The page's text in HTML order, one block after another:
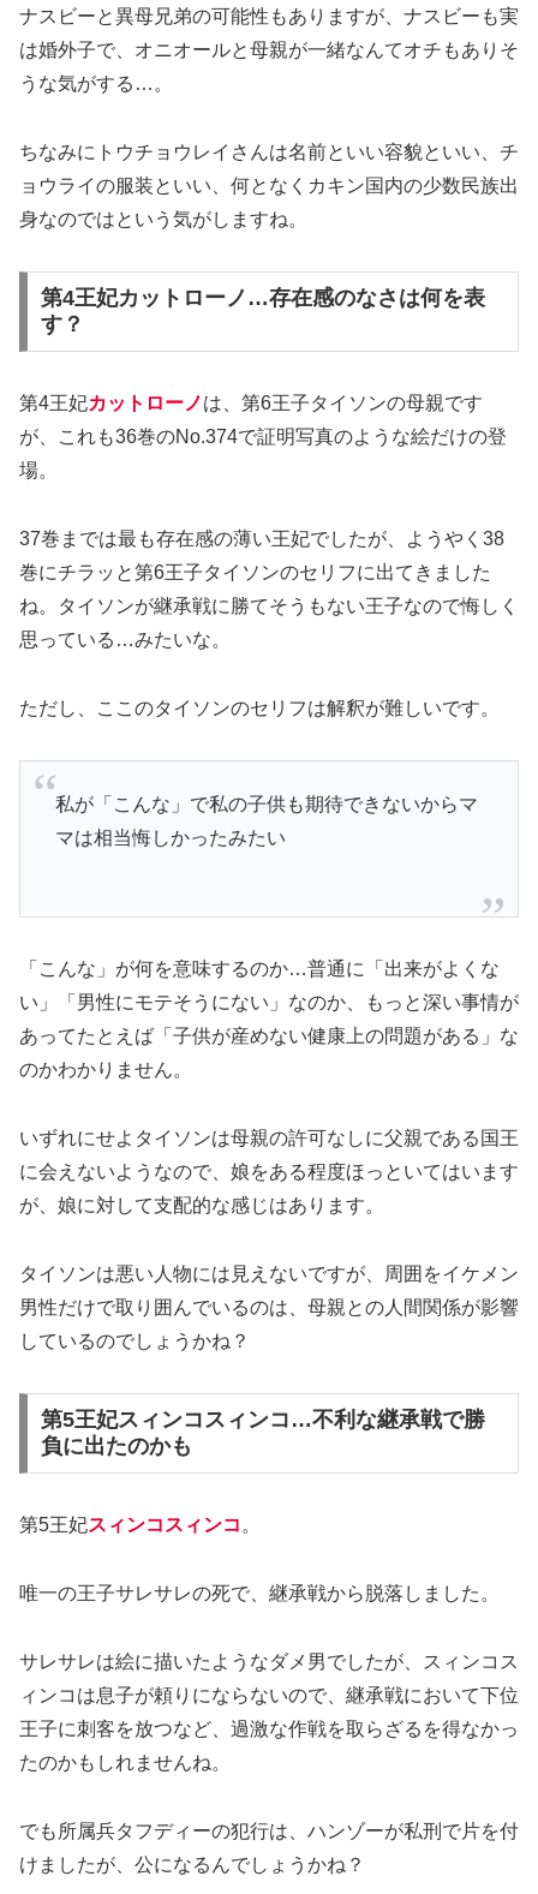
ナスビーと異母兄弟の可能性もありますが、ナスビーも実
は婚外子で、オニオールと母親が一緒なんてオチもありそ
うな気がする…。
ちなみにトウチョウレイさんは名前といい容貌といい、チ
ョウライの服装といい、何となくカキン国内の少数民族出
身なのではという気がしますね。
第4王妃カットローノ…存在感のなさは何を表
す？
第4王妃カットローノは、第6王子タイソンの母親です
が、これも36巻のNo.374で証明写真のような絵だけの登
場。
37巻までは最も存在感の薄い王妃でしたが、ようやく38
巻にチラッと第6王子タイソンのセリフに出てきました
ね。タイソンが継承戦に勝てそうもない王子なので悔しく
思っている…みたいな。
ただし、ここのタイソンのセリフは解釈が難しいです。
私が「こんな」で私の子供も期待できないからマ
マは相当悔しかったみたい
「こんな」が何を意味するのか…普通に「出来がよくな
い」「男性にモテそうにない」なのか、もっと深い事情が
あってたとえば「子供が産めない健康上の問題がある」な
のかわかりません。
いずれにせよタイソンは母親の許可なしに父親である国王
に会えないようなので、娘をある程度ほっといてはいます
が、娘に対して支配的な感じはあります。
タイソンは悪い人物には見えないですが、周囲をイケメン
男性だけで取り囲んでいるのは、母親との人間関係が影響
しているのでしょうかね？
第5王妃スィンコスィンコ…不利な継承戦で勝
負に出たのかも
第5王妃スィンコスィンコ 。
唯一の王子サレサレの死で、継承戦から脱落しました。
サレサレは絵に描いたようなダメ男でしたが、スィンコス
ィンコは息子が頼りにならないので、継承戦において下位
王子に刺客を放つなど、過激な作戦を取らざるを得なかっ
たのかもしれませんね。
でも所属兵タフディーの犯行は、ハンゾーが私刑で片を付
けましたが、公になるんでしょうかね？